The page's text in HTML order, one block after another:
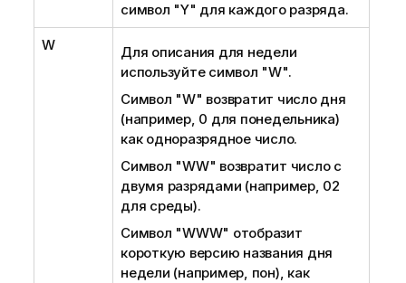
символ "Y" для каждого разряда.
W
Для описания для недели
используйте символ "W".
Символ "W" возвратит число дня
(например, 0 для понедельника)
как одноразрядное число.
Символ "WW" возвратит число с
двумя разрядами (например, 02
для среды).
Символ "WWW" отобразит
короткую версию названия дня
недели (например, пон), как